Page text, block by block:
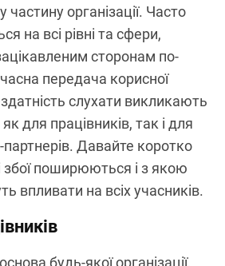
організації. Часто
на всі рівні та сфери,
сторонам по-
передача корисної
слухати викликають
для працівників, так і для
партнерів. Давайте коротко
збої поширюються і з якою
впливати на всіх учасників.
будь-якої організації,